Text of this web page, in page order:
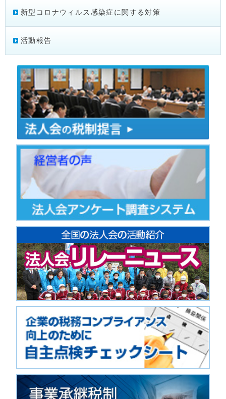
新型コロナウィルス感染症に関する対策
活動報告